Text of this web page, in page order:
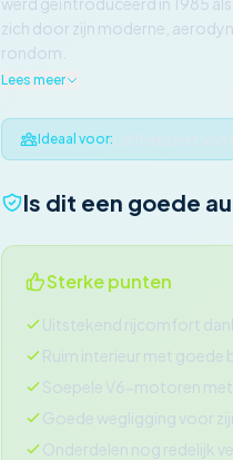
zich door zijn moderne,
rondom.
Lees meer
Ideaal voor:
Is dit een goede
Sterke punten
Uitstekend rijcomfort
Ruim interieur met goede
Soepele V6-motoren
Goede wegligging voor
Onderdelen nog redelijk